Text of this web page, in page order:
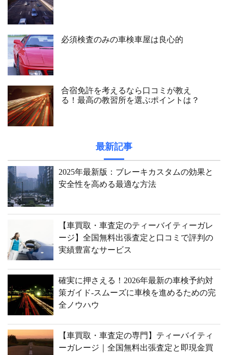
必須検査のみの車検車屋は良心的
合宿免許を考えるなら口コミが教え
る！最高の教習所を選ぶポイントは？
最新記事
2025年最新版：ブレーキカスタムの効果と
安全性を高める最適な方法
【車買取・車査定のティーバイティーガレ
ージ】全国無料出張査定と口コミで評判の
実績豊富なサービス
確実に押さえる！2026年最新の車検予約対
策ガイド-スムーズに車検を進めるための完
全ノウハウ
【車買取・車査定の専門】ティーバイティ
ーガレージ｜全国無料出張査定と即現金買